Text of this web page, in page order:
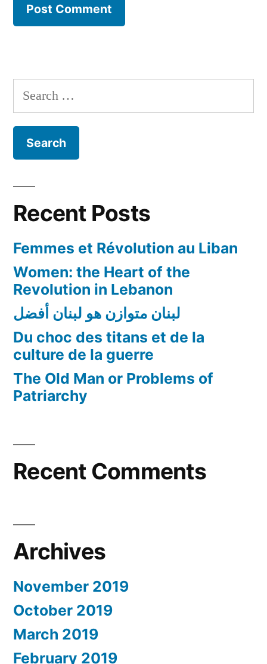
Search
for:
Recent Posts
Femmes et Révolution au Liban
Women: the Heart of the
Revolution in Lebanon
لبنان متوازن هو لبنان أفضل
Du choc des titans et de la
culture de la guerre
The Old Man or Problems of
Patriarchy
Recent Comments
Archives
November 2019
October 2019
March 2019
February 2019